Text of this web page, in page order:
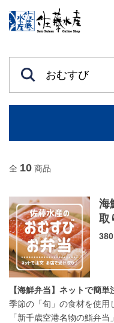
全 10 商品
海
取
380
【海鮮弁当】ネットで簡単
季節の「旬」の食材を使用
「新千歳空港名物の鮨弁